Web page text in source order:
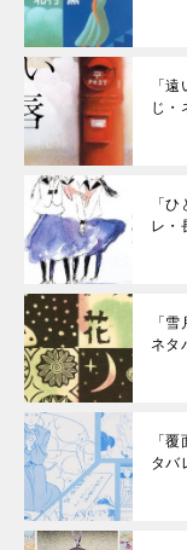
「
じ・
「
レ・
「
ネタ
「
タバ